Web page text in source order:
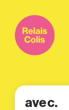
avec.